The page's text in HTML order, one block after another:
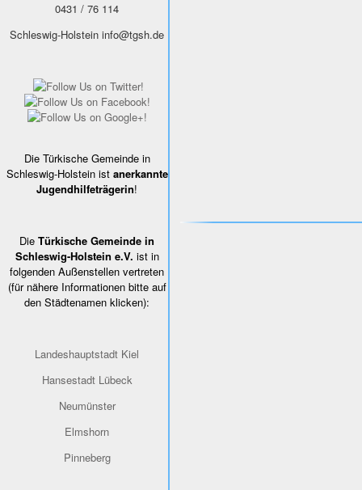
0431 / 76 114
Schleswig-Holstein info@tgsh.de
Die Türkische Gemeinde in
Schleswig-Holstein ist anerkannte
Jugendhilfeträgerin!
Die Türkische Gemeinde in
Schleswig-Holstein e.V. ist in
folgenden Außenstellen vertreten
(für nähere Informationen bitte auf
den Städtenamen klicken):
Landeshauptstadt Kiel
Hansestadt Lübeck
Neumünster
Elmshorn
Pinneberg